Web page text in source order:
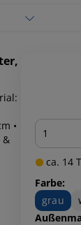
•
&
Menge
ca. 14
Farbe:
grau